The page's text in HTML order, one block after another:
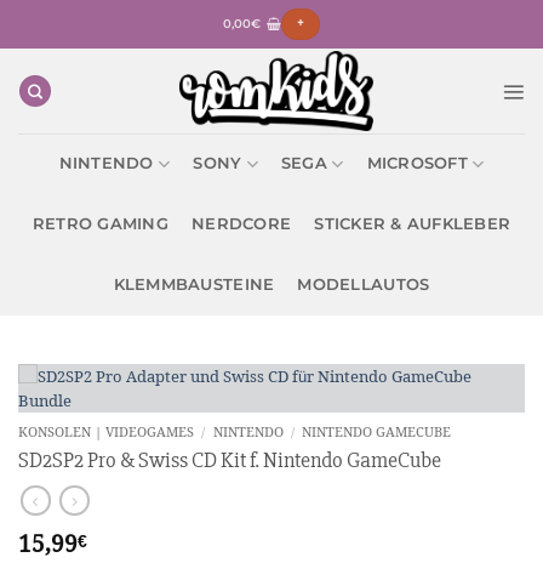
0,00€ +
NINTENDO SONY SEGA MICROSOFT
RETRO GAMING NERDCORE STICKER & AUFKLEBER
KLEMMBAUSTEINE MODELLAUTOS
KONSOLEN | VIDEOGAMES / NINTENDO / NINTENDO GAMECUBE
SD2SP2 Pro & Swiss CD Kit f. Nintendo GameCube
15,99€